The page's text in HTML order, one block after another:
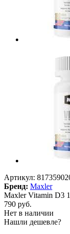
Артикул:
Бренд: Maxler
Maxler Vitamin D3
790 руб.
Нет в наличии
Нашли дешевле?